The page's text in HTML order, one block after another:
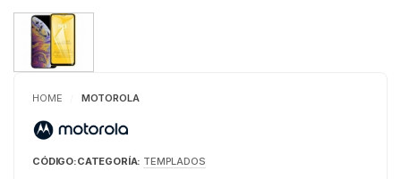
HOME MOTOROLA
CÓDIGO:CATEGORÍA: TEMPLADOS